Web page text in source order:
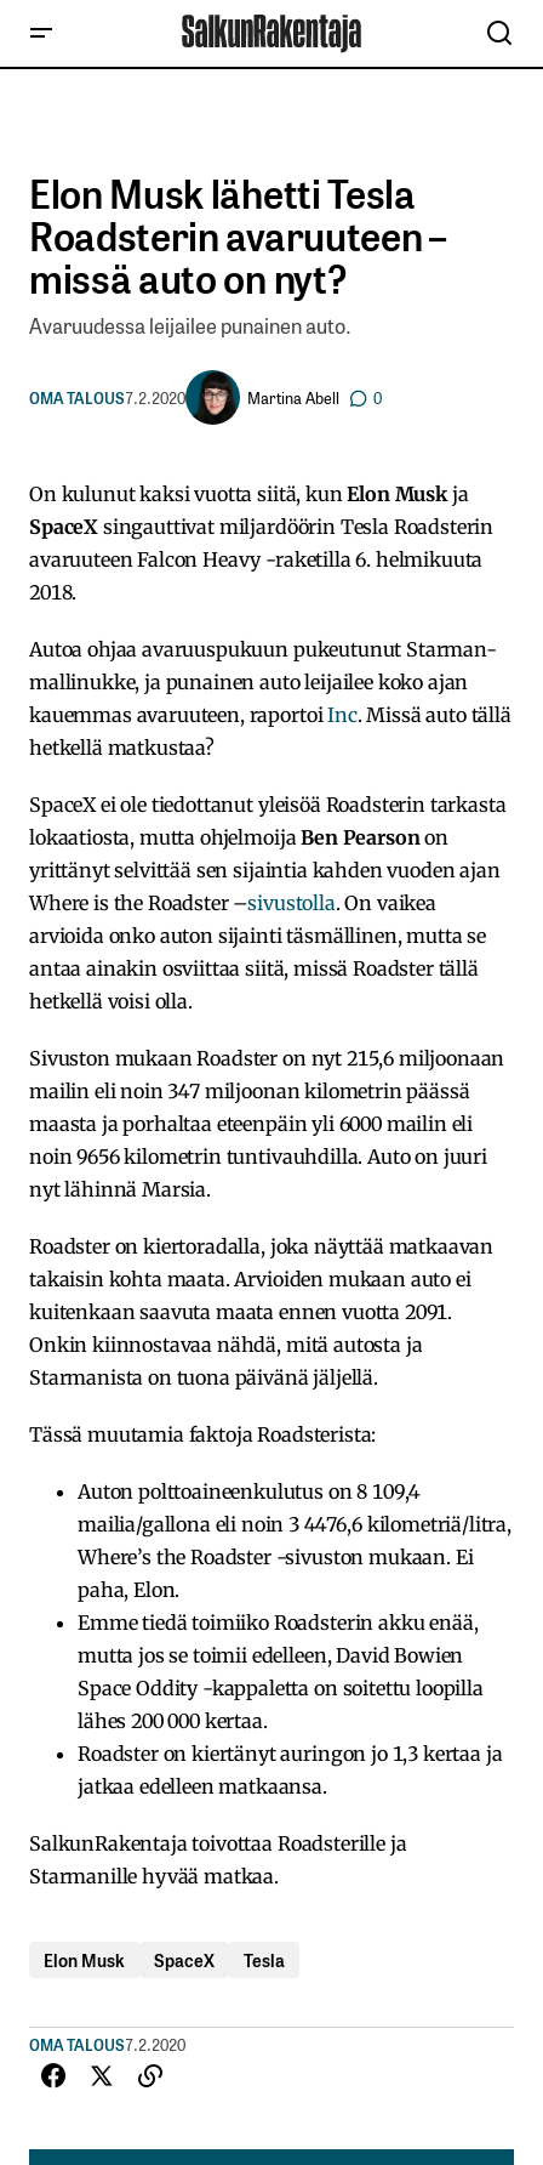
Elon Musk lähetti Tesla
Roadsterin avaruuteen –
missä auto on nyt?
Avaruudessa leijailee punainen auto.
OMA TALOUS7.2.2020 Martina Abell 0
On kulunut kaksi vuotta siitä, kunElon Musk ja
SpaceX singauttivat miljardöörin Tesla Roadsterin
avaruuteen Falcon Heavy -raketilla 6. helmikuuta
2018.
Autoa ohjaa avaruuspukuun pukeutunut Starman-
mallinukke, ja punainen auto leijailee koko ajan
kauemmas avaruuteen, raportoiInc. Missä auto tällä
hetkellä matkustaa?
SpaceX ei ole tiedottanut yleisöä Roadsterin tarkasta
lokaatiosta, mutta ohjelmoijaBen Pearson on
yrittänyt selvittää sen sijaintia kahden vuoden ajan
Where is the Roadster –sivustolla. On vaikea
arvioida onko auton sijainti täsmällinen, mutta se
antaa ainakin osviittaa siitä, missä Roadster tällä
hetkellä voisi olla.
Sivuston mukaan Roadster on nyt 215,6 miljoonaan
mailin eli noin 347 miljoonan kilometrin päässä
maasta ja porhaltaa eteenpäin yli 6000 mailin eli
noin 9656 kilometrin tuntivauhdilla. Auto on juuri
nyt lähinnä Marsia.
Roadster on kiertoradalla, joka näyttää matkaavan
takaisin kohta maata. Arvioiden mukaan auto ei
kuitenkaan saavuta maata ennen vuotta 2091.
Onkin kiinnostavaa nähdä, mitä autosta ja
Starmanista on tuona päivänä jäljellä.
Tässä muutamia faktoja Roadsterista:
Auton polttoaineenkulutus on 8 109,4
mailia/gallona eli noin 3 4476,6 kilometriä/litra,
Where’s the Roadster -sivuston mukaan. Ei
paha, Elon.
Emme tiedä toimiiko Roadsterin akku enää,
mutta jos se toimii edelleen, David Bowien
Space Oddity -kappaletta on soitettu loopilla
lähes 200 000 kertaa.
Roadster on kiertänyt auringon jo 1,3 kertaa ja
jatkaa edelleen matkaansa.
SalkunRakentaja toivottaa Roadsterille ja
Starmanille hyvää matkaa.
Elon Musk SpaceX Tesla
OMA TALOUS7.2.2020